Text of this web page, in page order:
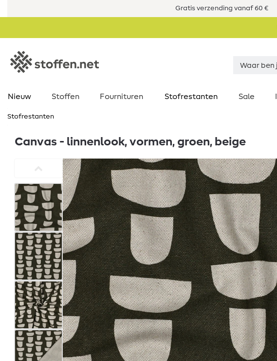
Gratis verzending vanaf 60 €
Nieuw Stoffen Fournituren Stofrestanten Sale
Stofrestanten
Canvas - linnenlook, vormen, groen, beige